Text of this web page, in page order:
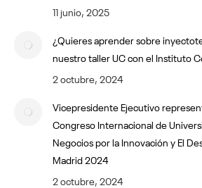
11 junio, 2025
¿Quieres aprender sobre
nuestro taller UC con el Instituto
2 octubre, 2024
Vicepresidente Ejecutivo
Congreso Internacional de
Negocios por la Innovación y El
Madrid 2024
2 octubre, 2024